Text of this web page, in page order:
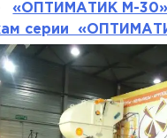
«ОПТИМАТИК М-30»
серии